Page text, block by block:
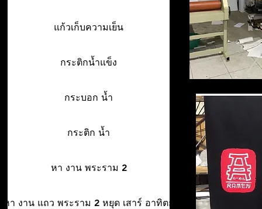
แก้วเก็บความเย็น
กระติกน้ำแข็ง
กระบอก น้ำ
กระติก น้ำ
หา งาน พระราม 2
หา งาน แถว พระราม 2 หยุด เสาร์ อาทิตย์